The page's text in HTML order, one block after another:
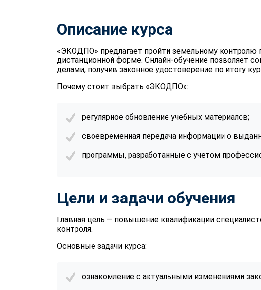
Описание курса
«ЭКОДПО» предлагает пройти земельному
дистанционной форме. Онлайн-обучение позволяет
делами, получив законное удостоверение по итогу
Почему стоит выбрать «ЭКОДПО»:
регулярное обновление учебных материалов;
своевременная передача информации о
программы, разработанные с учетом
Цели и задачи обучения
Главная цель — повышение квалификации
контроля.
Основные задачи курса:
ознакомление с актуальными изменениями